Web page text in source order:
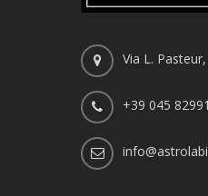
Via L.
+39 045